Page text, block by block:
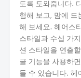
도록 도와줍니다.
험해 보고, 맘에 드
해 보세요. 헤어스
스타일과 수십 가
션 스타일을 연출
굴 기능을 사용하
들 수 있습니다. 헤